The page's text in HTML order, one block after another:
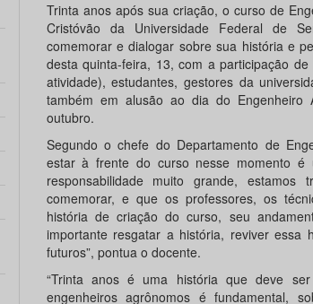
Trinta anos após sua criação, o curso de
Cristóvão da Universidade Federal de
comemorar e dialogar sobre sua história e
desta quinta-feira, 13, com a participação
atividade), estudantes, gestores da
também em alusão ao dia do Engenheiro
outubro.
Segundo o chefe do Departamento de
estar à frente do curso nesse momento é
responsabilidade muito grande,
comemorar, e que os professores, os
história de criação do curso, seu
importante resgatar a história, reviver
futuros”, pontua o docente.
“Trinta anos é uma história que deve
engenheiros agrônomos é fundamental,